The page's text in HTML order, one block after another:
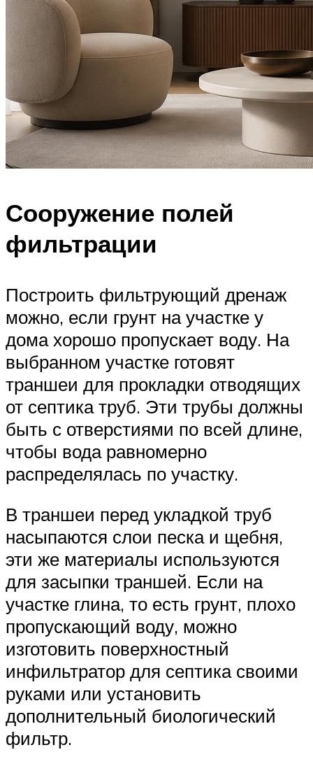
Сооружение полей
фильтрации
Построить фильтрующий дренаж
можно, если грунт на участке у
дома хорошо пропускает воду. На
выбранном участке готовят
траншеи для прокладки отводящих
от септика труб. Эти трубы должны
быть с отверстиями по всей длине,
чтобы вода равномерно
распределялась по участку.
В траншеи перед укладкой труб
насыпаются слои песка и щебня,
эти же материалы используются
для засыпки траншей. Если на
участке глина, то есть грунт, плохо
пропускающий воду, можно
изготовить поверхностный
инфильтратор для септика своими
руками или установить
дополнительный биологический
фильтр.